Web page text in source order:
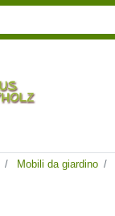
Mobili da giardino